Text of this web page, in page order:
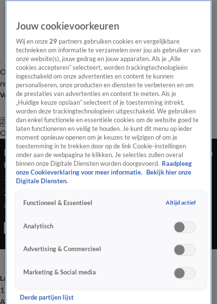
Overzicht Laatste nieuws Regionieuws Het beste van Hart
Tip de
redactie
Volg Hart van Nederland
Zoeken
OverzichtRegioUitzendingenWeerTip de redactiePanelVideo's
Rookpauze maakt einde aan bizarre arrestatie in
normaal rustige Zeilberg
31 aug 2024, 16:06
Zeilberg, een rustig dorp in de gemeente Deurne, beleefde
zaterdag een middag om niet snel te vergeten. Rond het
een ware chaos toen een man een ongeluk veroorzaakte en
Laatste nieuws
112
Advies & Tips
Jouw cookievoorkeuren
Wij en onze29 partners gebruiken cookies en vergelijkbare
technieken om informatie te verzamelen over jou als gebruiker van
onze website(s), jouw gedrag en jouw apparaten. Als je „Alle
cookies accepteren” selecteert, worden trackingtechnologieën
ingeschakeld om onze advertenties en content te kunnen
personaliseren, onze producten en diensten te verbeteren en om
de prestaties van advertenties en content te meten. Als je
„Huidige keuze opslaan” selecteert of je toestemming intrekt,
worden deze trackingtechnologieën uitgeschakeld. We gebruiken
dan enkel functionele en essentiële cookies om de website goed te
laten functioneren en veilig te houden. Je kunt dit menu op ieder
moment opnieuw openen om je keuzes te wijzigen of om je
toestemming in te trekken door op de link Cookie-instellingen
onder aan de webpagina te klikken. Je selecties zullen overal
binnen onze Digitale Diensten worden doorgevoerd. Raadpleeg
onze Cookieverklaring voor meer informatie.
Bekijk hier onze
Digitale Diensten.
Functioneel & Essentieel Altijd actief
Analytisch
Advertising & Commercieel
Marketing & Social media
Derde partijen lijst